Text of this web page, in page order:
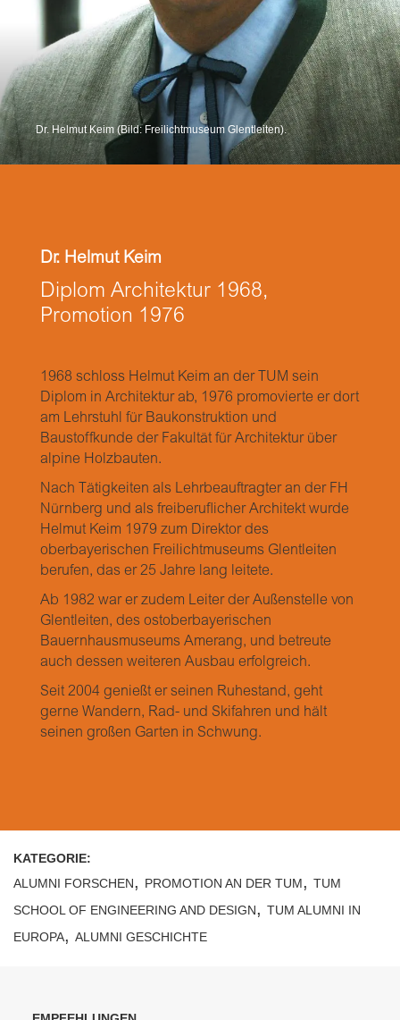
Dr. Helmut Keim (Bild: Freilichtmuseum Glentleiten).
Dr. Helmut Keim
Diplom Architektur 1968,
Promotion 1976
1968 schloss Helmut Keim an der TUM sein
Diplom in Architektur ab, 1976 promovierte er dort
am Lehrstuhl für Baukonstruktion und
Baustoffkunde der Fakultät für Architektur über
alpine Holzbauten.
Nach Tätigkeiten als Lehrbeauftragter an der FH
Nürnberg und als freiberuflicher Architekt wurde
Helmut Keim 1979 zum Direktor des
oberbayerischen Freilichtmuseums Glentleiten
berufen, das er 25 Jahre lang leitete.
Ab 1982 war er zudem Leiter der Außenstelle von
Glentleiten, des ostoberbayerischen
Bauernhausmuseums Amerang, und betreute
auch dessen weiteren Ausbau erfolgreich.
Seit 2004 genießt er seinen Ruhestand, geht
gerne Wandern, Rad- und Skifahren und hält
seinen großen Garten in Schwung.
KATEGORIE:
ALUMNI FORSCHEN, PROMOTION AN DER TUM, TUM
SCHOOL OF ENGINEERING AND DESIGN, TUM ALUMNI IN
EUROPA, ALUMNI GESCHICHTE